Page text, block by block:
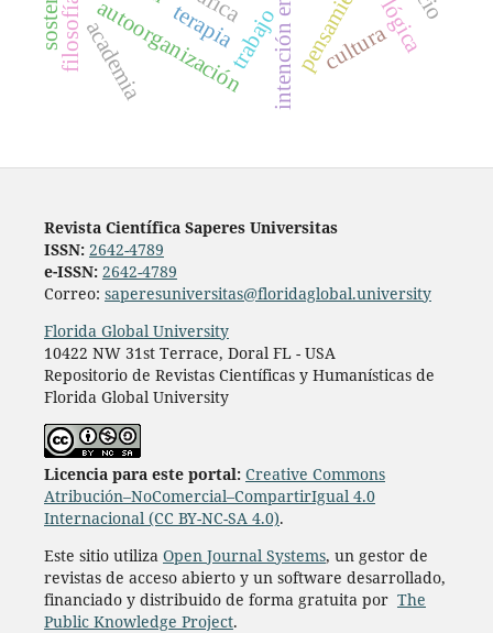
trabajo
autoorganización cultura
academia terapia
filosofía lógica
Revista Científica Saperes Universitas
ISSN: 2642-4789
e-ISSN: 2642-4789
Correo: saperesuniversitas@floridaglobal.university
Florida Global University
10422 NW 31st Terrace, Doral FL - USA
Repositorio de Revistas Científicas y Humanísticas de
Florida Global University
Licencia para este portal: Creative Commons
Atribución–NoComercial–CompartirIgual 4.0
Internacional (CC BY-NC-SA 4.0).
Este sitio utiliza Open Journal Systems, un gestor de
revistas de acceso abierto y un software desarrollado,
financiado y distribuido de forma gratuita por The
Public Knowledge Project.